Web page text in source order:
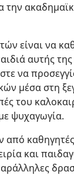
την
είναι να
αυτής της
να
μέσα στη
του
ψυχαγωγία.
από
και